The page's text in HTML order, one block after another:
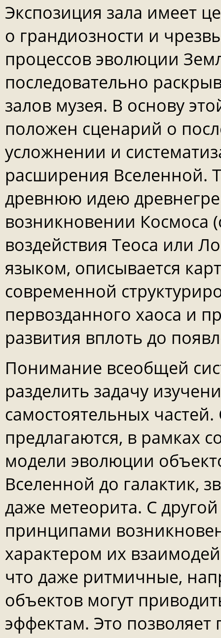
Экспозиция зала имеет
о грандиозности и
процессов эволюции
последовательно
залов музея. В основу
положен сценарий о
усложнении и
расширения Вселенной.
древнюю идею
возникновении Космоса
воздействия Теоса или
языком, описывается
современной
первозданного хаоса и
развития вплоть до
Понимание всеобщей
разделить задачу
самостоятельных
предлагаются, в рамках
модели эволюции
Вселенной до галактик,
даже метеорита. С
принципами
характером их
что даже ритмичные,
объектов могут
эффектам. Это